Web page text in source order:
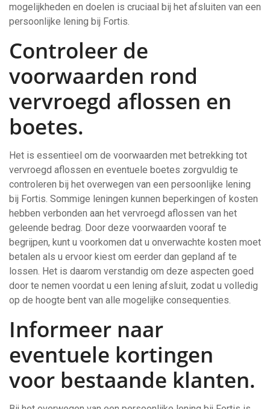
mogelijkheden en doelen is cruciaal bij het afsluiten van een
persoonlijke lening bij Fortis.
Controleer de
voorwaarden rond
vervroegd aflossen en
boetes.
Het is essentieel om de voorwaarden met betrekking tot
vervroegd aflossen en eventuele boetes zorgvuldig te
controleren bij het overwegen van een persoonlijke lening
bij Fortis. Sommige leningen kunnen beperkingen of kosten
hebben verbonden aan het vervroegd aflossen van het
geleende bedrag. Door deze voorwaarden vooraf te
begrijpen, kunt u voorkomen dat u onverwachte kosten moet
betalen als u ervoor kiest om eerder dan gepland af te
lossen. Het is daarom verstandig om deze aspecten goed
door te nemen voordat u een lening afsluit, zodat u volledig
op de hoogte bent van alle mogelijke consequenties.
Informeer naar
eventuele kortingen
voor bestaande klanten.